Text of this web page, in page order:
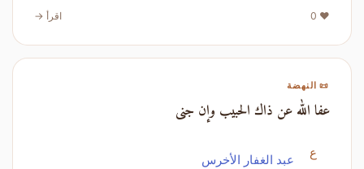
❤️ 0 اقرأ →
📜 النهضة
عفا الله عن ذاك الحبيب وإن جنى
ع عبد الغفار الأخرس